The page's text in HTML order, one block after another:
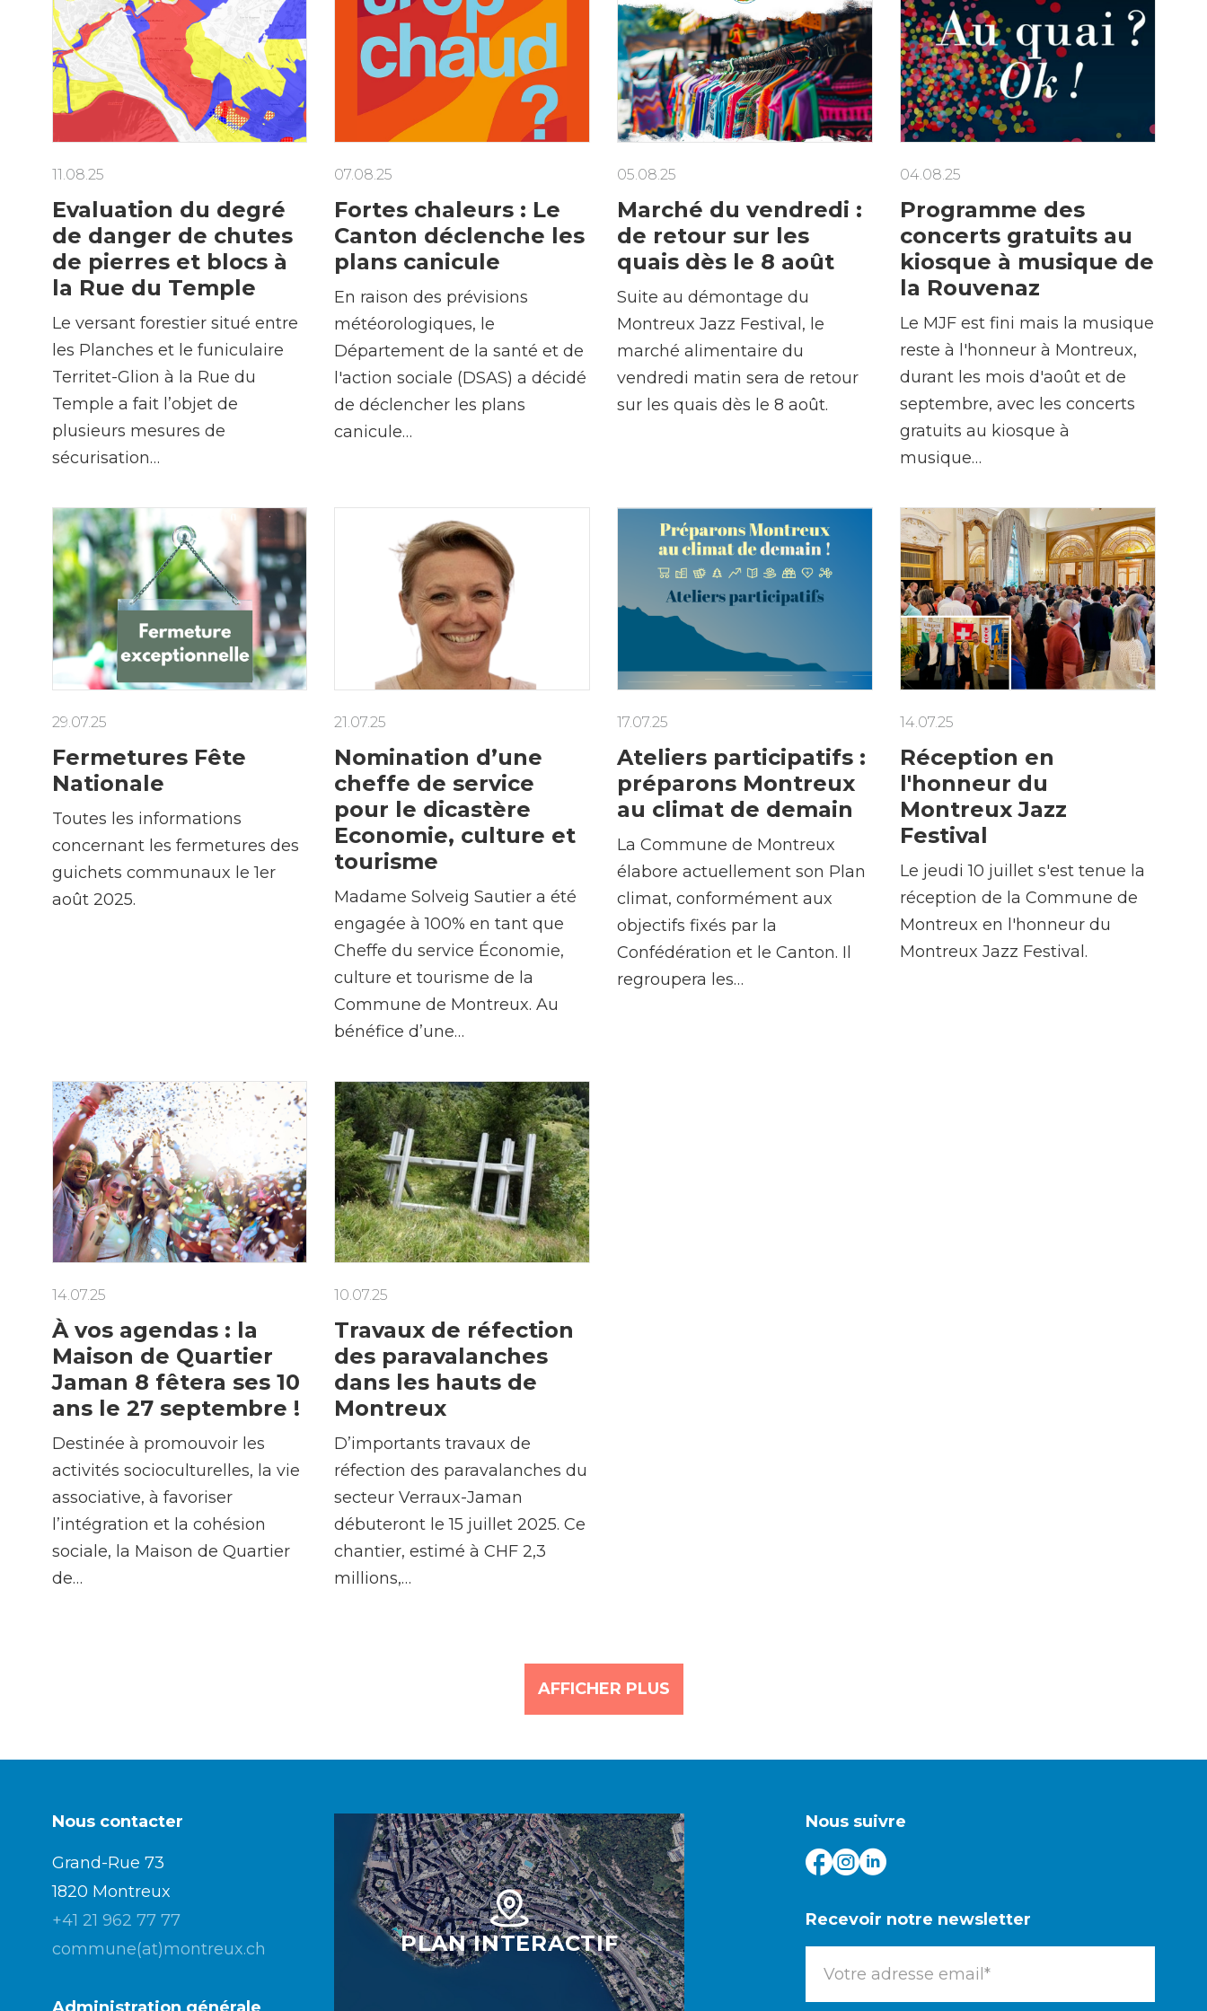
Achats
Construction et
travaux
Enfance/jeunesse
Environnement Mobilité Population
11.08.25
Evaluation du degré
de danger de chutes
de pierres et blocs à
la Rue du Temple
Le versant forestier situé entre
les Planches et le funiculaire
Territet-Glion à la Rue du
Temple a fait l’objet de
plusieurs mesures de
sécurisation…
07.08.25
Fortes chaleurs : Le
Canton déclenche les
plans canicule
En raison des prévisions
météorologiques, le
Département de la santé et de
l'action sociale (DSAS) a décidé
de déclencher les plans
canicule…
05.08.25
Marché du vendredi :
de retour sur les
quais dès le 8 août
Suite au démontage du
Montreux Jazz Festival, le
marché alimentaire du
vendredi matin sera de retour
sur les quais dès le 8 août.
04.08.25
Programme des
concerts gratuits au
kiosque à musique de
la Rouvenaz
Le MJF est fini mais la musique
reste à l'honneur à Montreux,
durant les mois d'août et de
septembre, avec les concerts
gratuits au kiosque à
musique…
29.07.25
Fermetures Fête
Nationale
Toutes les informations
concernant les fermetures des
guichets communaux le 1er
août 2025.
21.07.25
Nomination d’une
cheffe de service
pour le dicastère
Economie, culture et
tourisme
Madame Solveig Sautier a été
engagée à 100% en tant que
Cheffe du service Économie,
culture et tourisme de la
Commune de Montreux. Au
bénéfice d’une…
17.07.25
Ateliers participatifs :
préparons Montreux
au climat de demain
La Commune de Montreux
élabore actuellement son Plan
climat, conformément aux
objectifs fixés par la
Confédération et le Canton. Il
regroupera les…
14.07.25
Réception en
l'honneur du
Montreux Jazz
Festival
Le jeudi 10 juillet s'est tenue la
réception de la Commune de
Montreux en l'honneur du
Montreux Jazz Festival.
14.07.25
À vos agendas : la
Maison de Quartier
Jaman 8 fêtera ses 10
ans le 27 septembre !
Destinée à promouvoir les
activités socioculturelles, la vie
associative, à favoriser
l’intégration et la cohésion
sociale, la Maison de Quartier
de…
10.07.25
Travaux de réfection
des paravalanches
dans les hauts de
Montreux
D’importants travaux de
réfection des paravalanches du
secteur Verraux-Jaman
débuteront le 15 juillet 2025. Ce
chantier, estimé à CHF 2,3
millions,…
AFFICHER PLUS
Nous contacter
Grand-Rue 73
1820 Montreux
+41 21 962 77 77
commune(at)montreux.ch
PLAN INTERACTIF
Nous suivre
Recevoir notre newsletter